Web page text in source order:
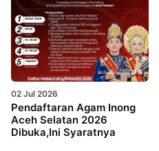
02 Jul 2026
Pendaftaran Agam Inong
Aceh Selatan 2026
Dibuka,Ini Syaratnya